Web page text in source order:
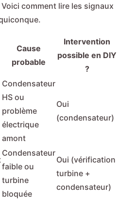
comment lire les signaux
Cause
probable
Intervention
possible en DIY
?
Condensateur
HS ou
problème
électrique
amont
Oui
(condensateur)
Condensateur
faible ou
turbine
bloquée
Oui (vérification
turbine +
condensateur)